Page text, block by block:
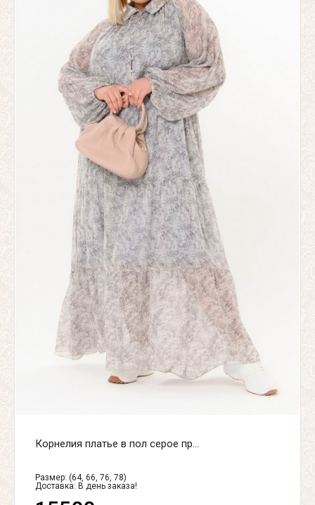
Корнелия платье в пол серое пр...
Размер: (64, 66, 76, 78)
Доставка: В день заказа!